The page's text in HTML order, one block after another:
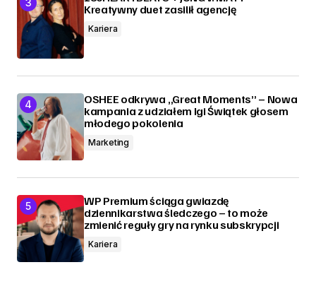
Kreatywny duet zasilił agencję
Kariera
OSHEE odkrywa „Great Moments” – Nowa
kampania z udziałem Igi Świątek głosem
młodego pokolenia
Marketing
WP Premium ściąga gwiazdę
dziennikarstwa śledczego – to może
zmienić reguły gry na rynku subskrypcji
Kariera